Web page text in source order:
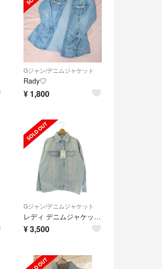
Gジャン/デニムジャケット
Rady♡
¥ 1,800
Gジャン/デニムジャケット
レディ デニムジャケット Gジャン オーバーサイズ ビジュー装飾 F
¥3,500